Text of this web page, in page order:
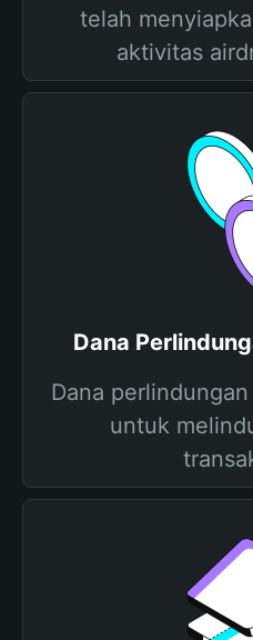
telah
aktivitas
Dana
Dana
untuk